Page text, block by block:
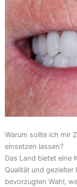
Warum sollte ich mir
einsetzen lassen?
Das Land bietet eine
Qualität und gezielter
bevorzugten Wahl,